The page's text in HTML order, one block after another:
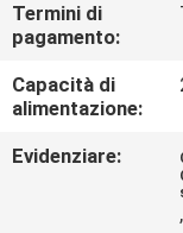
NOTIZIA
ON
Termini di
pagamento:
Capacità di
alimentazione:
Evidenziare:
,